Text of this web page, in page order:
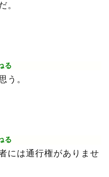
。
る
う。
る
には通行権がありませ